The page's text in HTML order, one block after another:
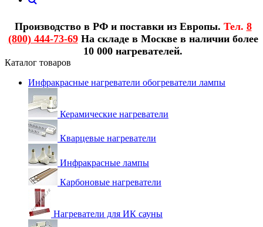
Производство в РФ и поставки из Европы. Тел. 8
(800) 444-73-69На складе в Москве в наличии более
10 000 нагревателей.
Каталог товаров
Инфракрасные нагреватели обогреватели лампы
Керамические нагреватели
Кварцевые нагреватели
Инфракрасные лампы
Карбоновые нагреватели
Нагреватели для ИК сауны